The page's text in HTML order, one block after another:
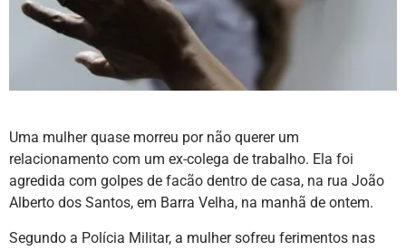
Uma mulher quase morreu por não querer um
relacionamento com um ex-colega de trabalho. Ela foi
agredida com golpes de facão dentro de casa, na rua João
Alberto dos Santos, em Barra Velha, na manhã de ontem.
Segundo a Polícia Militar, a mulher sofreu ferimentos nas